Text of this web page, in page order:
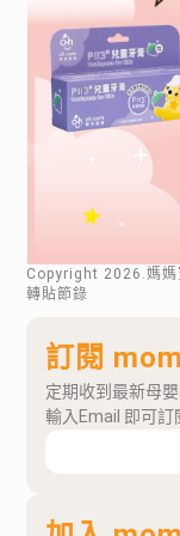
Copyright 2026 .媽
轉貼節錄
訂閱
定期收到最新母
輸入Email 即可